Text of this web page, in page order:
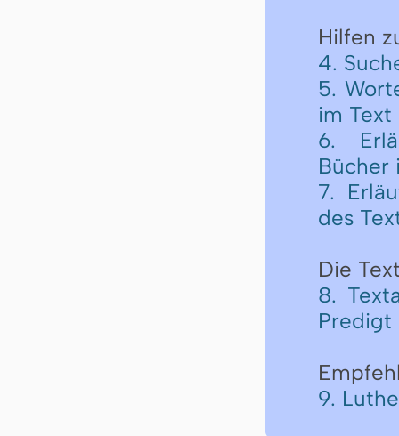
Hilfen
4.
5.
im Text
6.
Bücher
7.
des
Die
8.
Predigt
9.